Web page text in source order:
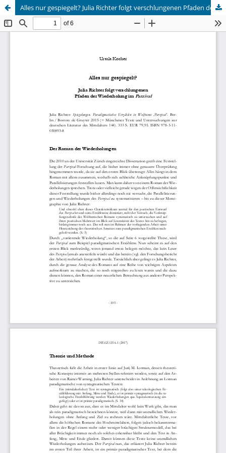
Alles nur gespiegelt? Julia Richter folgt verschlungenen Pfaden der Wiederholung im <i>Parzival</i> [Julia Richter: <i>Spiegelungen. Paradigmatisches Erzählen in Wolframs ‚Parzival‘</i>. Berlin / Boston 2015]